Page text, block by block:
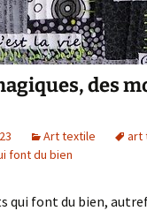
des
Art textile art
font du bien
qui font du bien,